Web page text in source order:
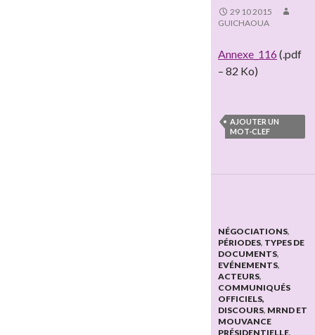
29 10 2015
GUICHAOUA
Annexe_116 (.pdf
– 82 Ko)
AJOUTER UN
MOT-CLEF
NÉGOCIATIONS,
PÉRIODES, TYPES DE
DOCUMENTS,
EVÉNEMENTS,
ACTEURS,
COMMUNIQUÉS
OFFICIELS,
DISCOURS, MRND ET
MOUVANCE
PRÉSIDENTIELLE,